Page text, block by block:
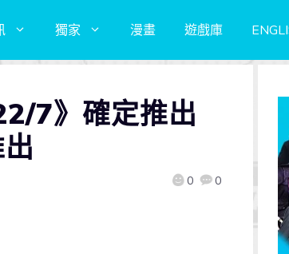
獨家 漫畫 遊戲庫
7》確定推出
0 0